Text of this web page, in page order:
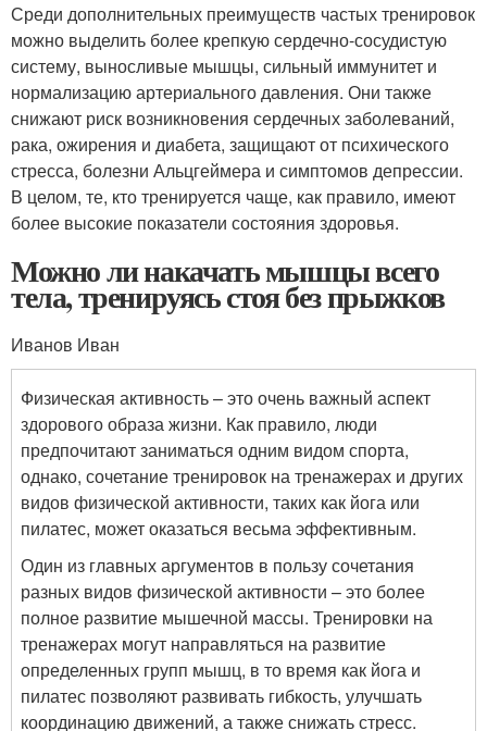
Среди дополнительных преимуществ частых тренировок
можно выделить более крепкую сердечно-сосудистую
систему, выносливые мышцы, сильный иммунитет и
нормализацию артериального давления. Они также
снижают риск возникновения сердечных заболеваний,
рака, ожирения и диабета, защищают от психического
стресса, болезни Альцгеймера и симптомов депрессии.
В целом, те, кто тренируется чаще, как правило, имеют
более высокие показатели состояния здоровья.
Можно ли накачать мышцы всего
тела, тренируясь стоя без прыжков
Иванов Иван
Физическая активность – это очень важный аспект
здорового образа жизни. Как правило, люди
предпочитают заниматься одним видом спорта,
однако, сочетание тренировок на тренажерах и других
видов физической активности, таких как йога или
пилатес, может оказаться весьма эффективным.
Один из главных аргументов в пользу сочетания
разных видов физической активности – это более
полное развитие мышечной массы. Тренировки на
тренажерах могут направляться на развитие
определенных групп мышц, в то время как йога и
пилатес позволяют развивать гибкость, улучшать
координацию движений, а также снижать стресс.